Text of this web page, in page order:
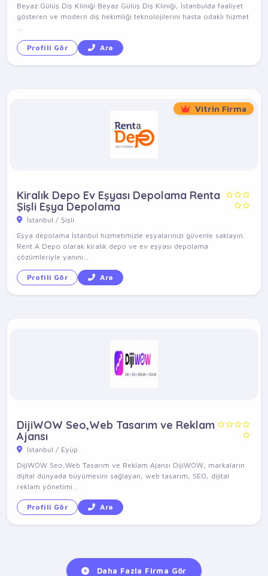
Beyaz Gülüş Diş Kliniği Beyaz Gülüş Diş Kliniği, İstanbulda faaliyet
gösteren ve modern diş hekimliği teknolojilerini hasta odaklı hizmet
...
Profili Gör Ara
Vitrin Firma
Kiralık Depo Ev Eşyası Depolama Renta
Şişli Eşya Depolama
İstanbul / Şişli
Eşya depolama İstanbul hizmetimizle eşyalarınızı güvenle saklayın.
Rent A Depo olarak kiralık depo ve ev eşyası depolama
çözümleriyle yanını...
Profili Gör Ara
DijiWOW Seo,Web Tasarım ve Reklam
Ajansı
İstanbul / Eyüp
DijiWOW Seo,Web Tasarım ve Reklam Ajansı DijiWOW, markaların
dijital dünyada büyümesini sağlayan, web tasarım, SEO, dijital
reklam yönetimi...
Profili Gör Ara
Daha Fazla Firma Gör